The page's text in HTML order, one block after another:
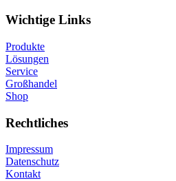
Wichtige Links
Produkte
Lösungen
Service
Großhandel
Shop
Rechtliches
Impressum
Datenschutz
Kontakt